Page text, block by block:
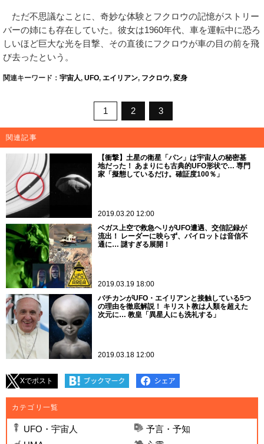
ただ不思議なことに、奇妙な体験とフクロウの記憶がストリー
バーの姉にも存在していた。彼女は1960年代、車を運転中に恐ろ
しいほど巨大な光を目撃、その直後にフクロウが車の目の前を飛
び去ったという。
関連キーワード： 宇宙人, UFO, エイリアン, フクロウ, 変身
1 2 3
関連記事
【衝撃】土星の衛星「パン」は宇宙人の秘密基
地だった！ あまりにも古典的UFO形状で… 専門
家「擬態しているだけ。確証度100％」
2019.03.20 12:00
ベガス上空で救急ヘリがUFO遭遇、交信記録が
流出！ レーダーに映らず、パイロットは音信不
通に… 謎すぎる展開！
2019.03.19 18:00
バチカンがUFO・エイリアンと接触している5つ
の理由を徹底解説！ キリスト教は人類を超えた
次元に… 教皇「異星人にも洗礼する」
2019.03.18 12:00
Xでポスト
カテゴリ一覧
UFO・宇宙人
予言・予知